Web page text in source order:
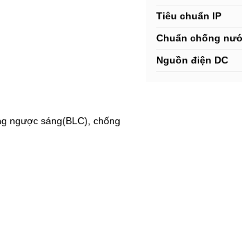
ngược sáng(BLC), chống
Tiêu chuẩn
Chuẩn chống
Nguồn điện